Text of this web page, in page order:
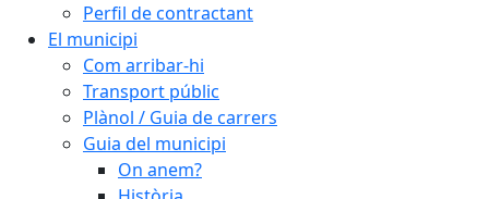
Perfil de contractant
El municipi
Com arribar-hi
Transport públic
Plànol / Guia de carrers
Guia del municipi
On anem?